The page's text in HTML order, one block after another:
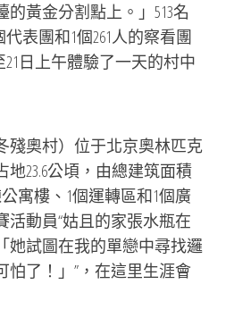
黃金分割點上。」513名
表團和1個261人的察看團
日上午體驗了一天的村中
奧村）位于北京奧林匹克
23.6公頃，由總建筑面積
公寓樓、1個運轉區和1個廣
活動員“姑且的家張水瓶在
她試圖在我的單戀中尋找邏
怕了！」”，在這里生涯會